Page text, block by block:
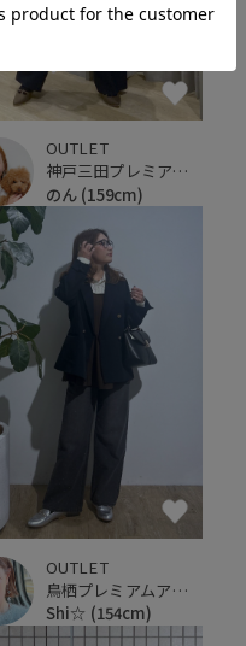
OUTLET
神戸三田プレミアム・アウトレット
のん (159cm)
OUTLET
鳥栖プレミアムアウトレット
Shi☆ (154cm)